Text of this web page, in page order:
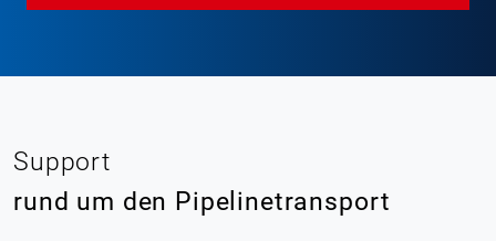
Support
rund um den Pipelinetransport